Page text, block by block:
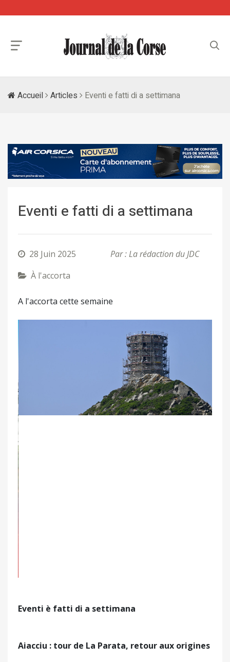
Accueil Articles Eventi e fatti di a settimana
Eventi e fatti di a settimana
28 Juin 2025
Par : La rédaction du JDC
À l'accorta
A l'accorta cette semaine
Eventi è fatti di a settimana
d’Agglomération du Pays Ajaccien, Collectivité de
validée par le label Grand Site de France). Le
La Parata et l’opération d’archéologie préventive